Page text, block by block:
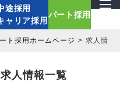
途採用
ャリア採用
パート採用
ト採用ホームページ 求人情報
人情報一覧